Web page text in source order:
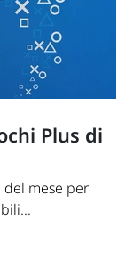
Plus di
del mese per